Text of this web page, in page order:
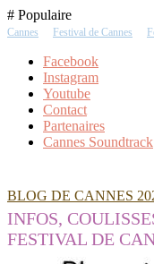
Skip
To
# Populaire
Cannes Festival de Cannes
Facebook
Instagram
Youtube
Contact
Partenaires
Cannes Soundtrack
BLOG DE CANNES
INFOS,
FESTIVAL DE